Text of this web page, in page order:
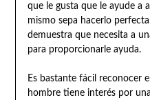
que le gusta que le ayude a
mismo sepa hacerlo
demuestra que necesita a
para proporcionarle ayuda.
Es bastante fácil reconocer
hombre tiene interés por